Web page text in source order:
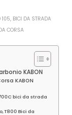
105, BICI DA STRADA
CORSA
KABON
KABON
bici da strada
T800 Bici da